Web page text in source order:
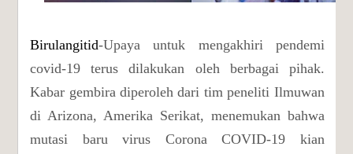
Birulangitid-Upaya untuk mengakhiri pendemi
covid-19 terus dilakukan oleh berbagai pihak.
Kabar gembira diperoleh dari tim peneliti Ilmuwan
di Arizona, Amerika Serikat, menemukan bahwa
mutasi baru virus Corona COVID-19 kian